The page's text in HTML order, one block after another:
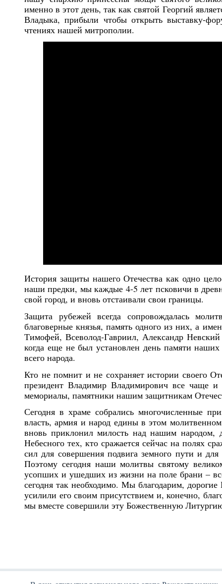
именно в этот день, так как святой Георгий
Владыка, прибыли чтобы открыть выставку-
чтениях нашей митрополии.
История защиты нашего Отечества как одно
наши предки, мы каждые 4-5 лет псковичи в
свой город, и вновь отстаивали свои границы.
Защита рубежей всегда сопровождалась
благоверные князья, память одного из них, а
Тимофей, Всеволод-Гавриил, Александр
когда еще не был установлен день памяти
всего народа.
Кто не помнит и не сохраняет истории своего
президент Владимир Владимирович все чаще
мемориалы, памятники нашим защитникам
Сегодня в храме собрались многочисленные
власть, армия и народ едины в этом
вновь приклонил милость над нашим
Небесного тех, кто сражается сейчас на полях
сил для совершения подвига земного пути и
Поэтому сегодня наши молитвы святому
усопших и ушедших из жизни на поле брани –
сегодня так необходимо. Мы благодарим,
усилили его своим присутствием и, конечно,
мы вместе совершили эту Божественную